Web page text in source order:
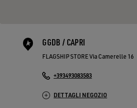
GGDB / CAPRI
FLAGSHIP STORE Via Camerelle 16
+393493083583
DETTAGLI NEGOZIO